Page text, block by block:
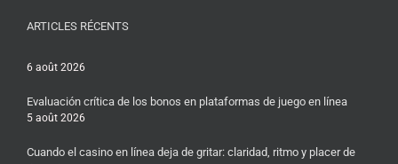
ARTICLES RÉCENTS
6 août 2026
Evaluación crítica de los bonos en plataformas de juego en línea
5 août 2026
Cuando el casino en línea deja de gritar: claridad, ritmo y placer de